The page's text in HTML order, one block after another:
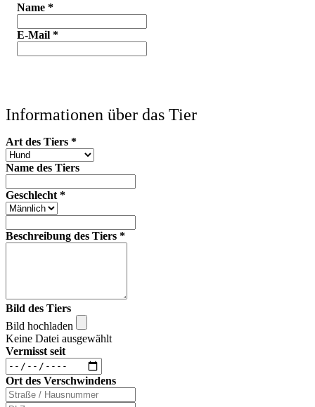
Name *
E-Mail *
Informationen über das Tier
Art des Tiers *
Name des Tiers
Geschlecht *
Beschreibung des Tiers *
Bild des Tiers
Bild hochladen
Keine Datei ausgewählt
Vermisst seit
Ort des Verschwindens